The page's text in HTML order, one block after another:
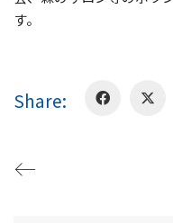
す。
Share: